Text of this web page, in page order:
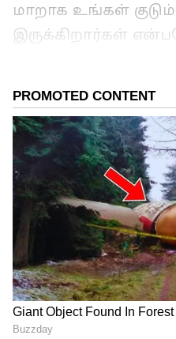
மாறாக உங்கள்
இருக்கிறார்கள்
காவல்துறை
விதிகளில் ஒரு
செய்துள்ளது. புதிய
காவல்துறை,
அல்லது முதியவர்கள்
தேவையற்ற
நிறுத்தாது.
ஏசியாநெட் தமிழ்-